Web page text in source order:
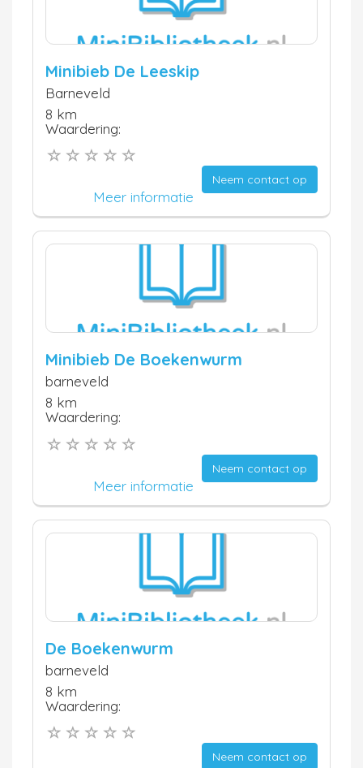
Minibieb De Leeskip
Barneveld
8 km
Waardering:
Neem contact op
Meer informatie
Minibieb De Boekenwurm
barneveld
8 km
Waardering:
Neem contact op
Meer informatie
De Boekenwurm
barneveld
8 km
Waardering:
Neem contact op